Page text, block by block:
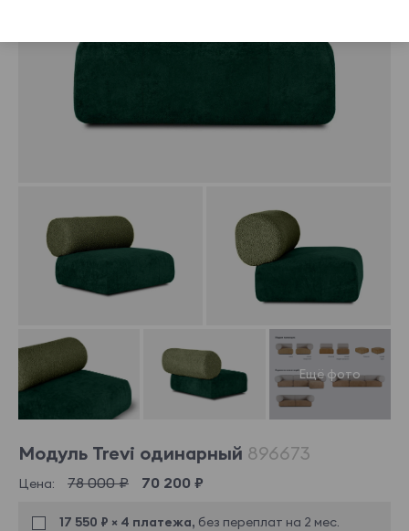
Модуль Trevi одинарный 896673
Цена: 78 000 ₽ 70 200 ₽
17 550 ₽ × 4 платежа, без переплат на 2 мес.